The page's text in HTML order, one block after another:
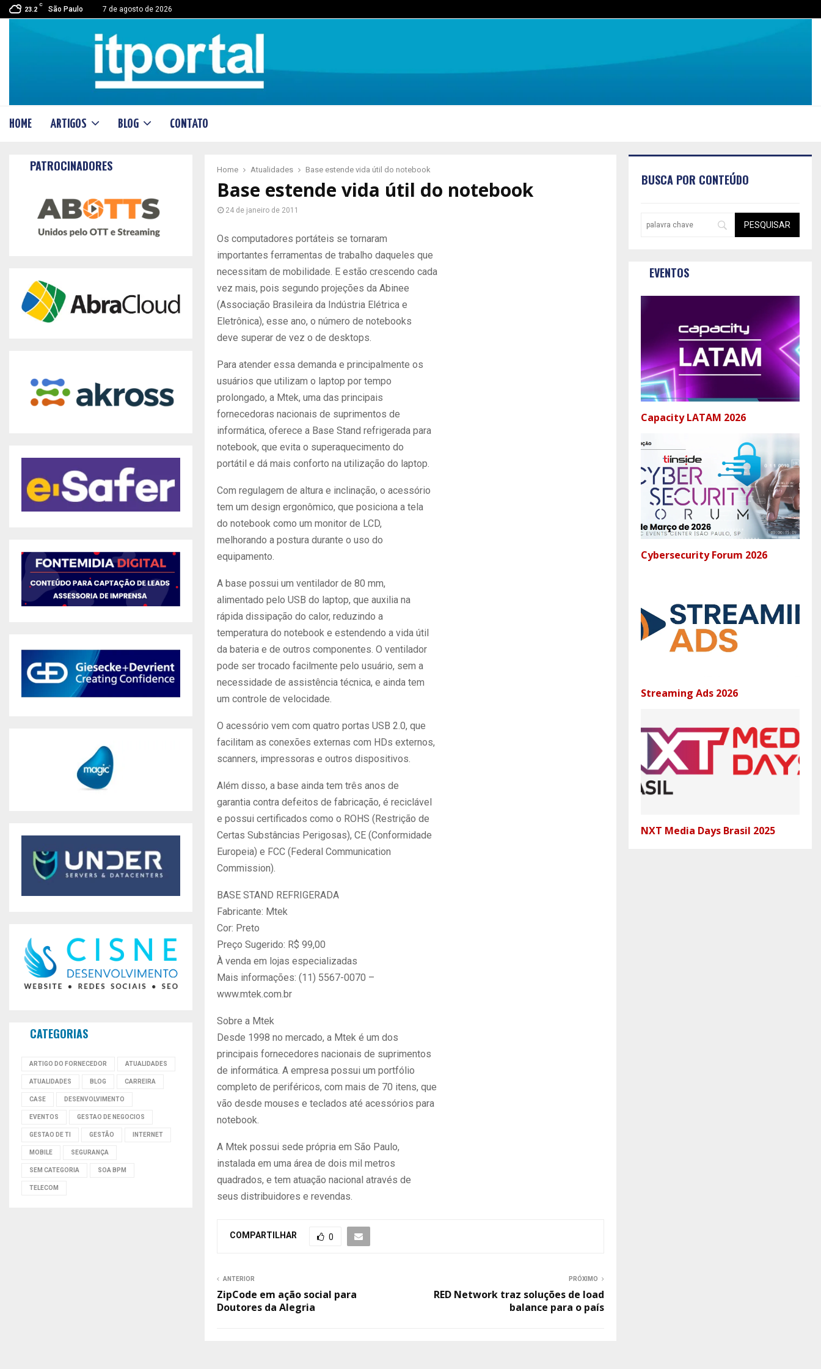
23.2
C
São Paulo 7 de agosto de 2026
HOME ARTIGOS BLOG CONTATO
Home Atualidades Base estende vida útil do notebook
Base estende vida útil do notebook
24 de janeiro de 2011
Os computadores portáteis se tornaram
importantes ferramentas de trabalho daqueles que
necessitam de mobilidade. E estão crescendo cada
vez mais, pois segundo projeções da Abinee
(Associação Brasileira da Indústria Elétrica e
Eletrônica), esse ano, o número de notebooks
deve superar de vez o de desktops.
Para atender essa demanda e principalmente os
usuários que utilizam o laptop por tempo
prolongado, a Mtek, uma das principais
fornecedoras nacionais de suprimentos de
informática, oferece a Base Stand refrigerada para
notebook, que evita o superaquecimento do
portátil e dá mais conforto na utilização do laptop.
Com regulagem de altura e inclinação, o acessório
tem um design ergonômico, que posiciona a tela
do notebook como um monitor de LCD,
melhorando a postura durante o uso do
equipamento.
A base possui um ventilador de 80 mm,
alimentado pelo USB do laptop, que auxilia na
rápida dissipação do calor, reduzindo a
temperatura do notebook e estendendo a vida útil
da bateria e de outros componentes. O ventilador
pode ser trocado facilmente pelo usuário, sem a
necessidade de assistência técnica, e ainda tem
um controle de velocidade.
O acessório vem com quatro portas USB 2.0, que
facilitam as conexões externas com HDs externos,
scanners, impressoras e outros dispositivos.
Além disso, a base ainda tem três anos de
garantia contra defeitos de fabricação, é reciclável
e possui certificados como o ROHS (Restrição de
Certas Substâncias Perigosas), CE (Conformidade
Europeia) e FCC (Federal Communication
Commission).
BASE STAND REFRIGERADA
Fabricante: Mtek
Cor: Preto
Preço Sugerido: R$ 99,00
À venda em lojas especializadas
Mais informações: (11) 5567-0070 –
www.mtek.com.br
Sobre a Mtek
Desde 1998 no mercado, a Mtek é um dos
principais fornecedores nacionais de suprimentos
de informática. A empresa possui um portfólio
completo de periféricos, com mais de 70 itens, que
vão desde mouses e teclados até acessórios para
notebook.
A Mtek possui sede própria em São Paulo,
instalada em uma área de dois mil metros
quadrados, e tem atuação nacional através de
seus distribuidores e revendas.
COMPARTILHAR 0
ANTERIOR
ZipCode em ação social para
Doutores da Alegria
PRÓXIMO
RED Network traz soluções de load
balance para o país
PATROCINADORES
CATEGORIAS
ARTIGO DO FORNECEDOR ATUALIDADES
ATUALIDADES BLOG CARREIRA
CASE DESENVOLVIMENTO
EVENTOS GESTAO DE NEGOCIOS
GESTAO DE TI GESTÃO INTERNET
MOBILE SEGURANÇA
SEM CATEGORIA SOA BPM
TELECOM
BUSCA POR CONTEÚDO
EVENTOS
Capacity LATAM 2026
Cybersecurity Forum 2026
Streaming Ads 2026
NXT Media Days Brasil 2025